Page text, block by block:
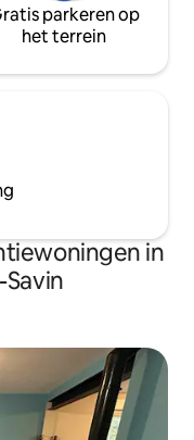
parkeren op
het terrein
in